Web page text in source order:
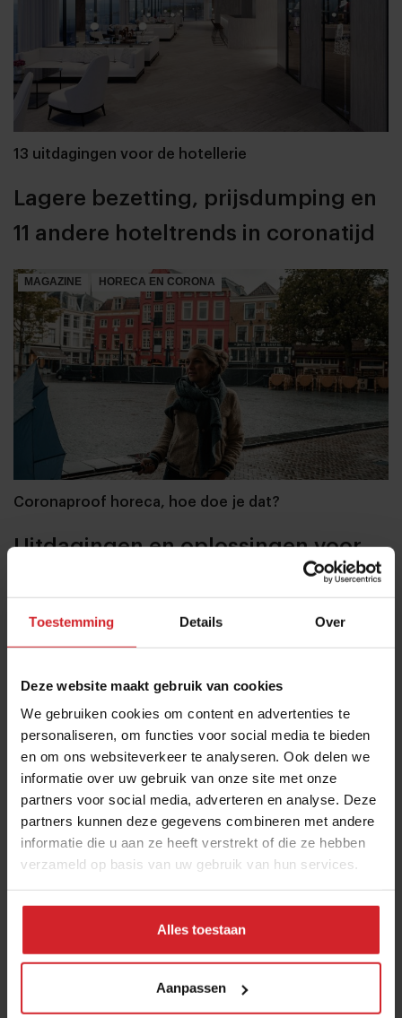
Toestemming Details Over
Deze website maakt gebruik van cookies
We gebruiken cookies om content en advertenties te
personaliseren, om functies voor social media te bieden
en om ons websiteverkeer te analyseren. Ook delen we
informatie over uw gebruik van onze site met onze
partners voor social media, adverteren en analyse. Deze
partners kunnen deze gegevens combineren met andere
informatie die u aan ze heeft verstrekt of die ze hebben
verzameld op basis van uw gebruik van hun services.
Alles toestaan
Aanpassen
13 uitdagingen voor de hotellerie
Lagere bezetting, prijsdumping en
11 andere hoteltrends in coronatijd
MAGAZINE HORECA EN CORONA
Coronaproof horeca, hoe doe je dat?
Uitdagingen en oplossingen voor
21:00
Hoe bereiden bedrijven zich voor
op de gedeeltelijke heropening?